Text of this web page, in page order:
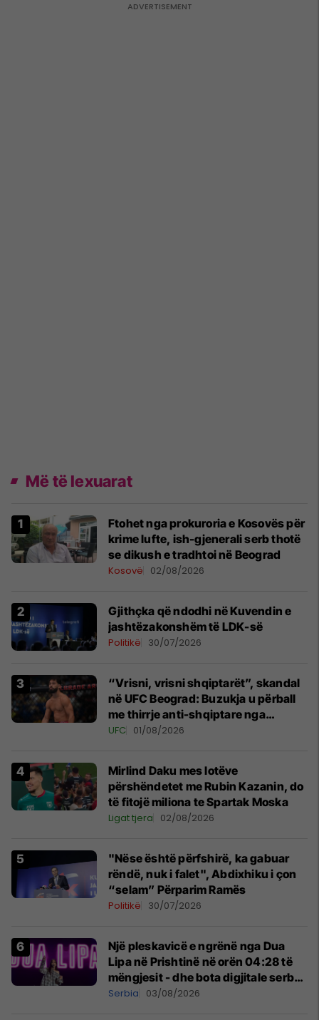
Më të lexuarat
Ftohet nga prokuroria e Kosovës për
krime lufte, ish-gjenerali serb thotë
se dikush e tradhtoi në Beograd
Kosovë 02/08/2026
Gjithçka që ndodhi në Kuvendin e
jashtëzakonshëm të LDK-së
Politikë 30/07/2026
“Vrisni, vrisni shqiptarët”, skandal
në UFC Beograd: Buzukja u përball
me thirrje anti-shqiptare nga
tribunat
UFC 01/08/2026
Mirlind Daku mes lotëve
përshëndetet me Rubin Kazanin, do
të fitojë miliona te Spartak Moska
Ligat tjera 02/08/2026
"Nëse është përfshirë, ka gabuar
rëndë, nuk i falet", Abdixhiku i çon
“selam” Përparim Ramës
Politikë 30/07/2026
Një pleskavicë e ngrënë nga Dua
Lipa në Prishtinë në orën 04:28 të
mëngjesit - dhe bota digjitale serbe
shpall gjendjen e luftës
Serbia 03/08/2026